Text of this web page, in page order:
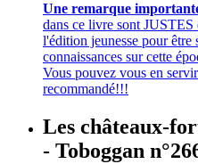
Une remarque
dans ce livre sont
l'édition jeunesse pour être
connaissances sur cette
Vous pouvez vous en
recommandé!!!
Les châteaux-
- Toboggan